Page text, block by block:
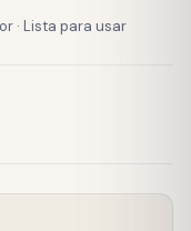
· Lista para usar